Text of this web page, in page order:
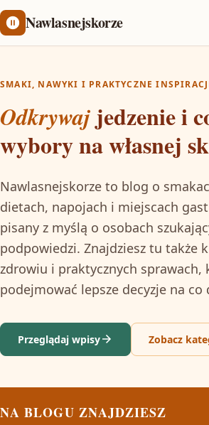
Nawlasnejskorze
SMAKI, NAWYKI I PRAKTYCZNE
Odkrywaj jedzenie i
wybory na własnej
Nawlasnejskorze to blog o
dietach, napojach i miejscach
pisany z myślą o osobach
podpowiedzi. Znajdziesz tu także
zdrowiu i praktycznych sprawach,
podejmować lepsze decyzje na co
Przeglądaj wpisy Zobacz
NA BLOGU ZNAJDZIESZ